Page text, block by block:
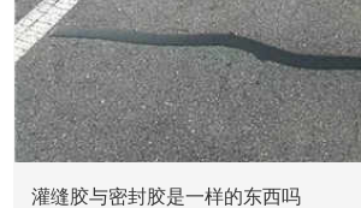
灌缝胶与密封胶是一样的东西吗